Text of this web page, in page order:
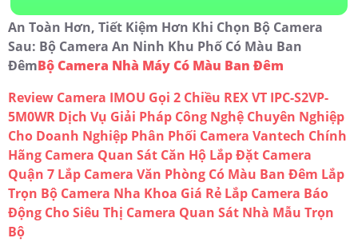
An Toàn Hơn, Tiết Kiệm Hơn Khi Chọn Bộ Camera
Sau: Bộ Camera An Ninh Khu Phố Có Màu Ban
ĐêmBộ Camera Nhà Máy Có Màu Ban Đêm
Review Camera IMOU Gọi 2 Chiều REX VT IPC-S2VP-
5M0WR Dịch Vụ Giải Pháp Công Nghệ Chuyên Nghiệp
Cho Doanh Nghiệp Phân Phối Camera Vantech Chính
Hãng Camera Quan Sát Căn Hộ Lắp Đặt Camera
Quận 7 Lắp Camera Văn Phòng Có Màu Ban Đêm Lắp
Trọn Bộ Camera Nha Khoa Giá Rẻ Lắp Camera Báo
Động Cho Siêu Thị Camera Quan Sát Nhà Mẫu Trọn
Bộ